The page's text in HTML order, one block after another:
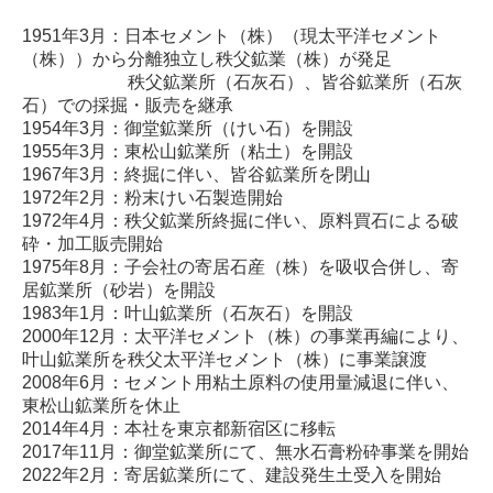
1951年3月：日本セメント（株）（現太平洋セメント
（株））から分離独立し秩父鉱業（株）が発足
秩父鉱業所（石灰石）、皆谷鉱業所（石灰
石）での採掘・販売を継承
1954年3月：御堂鉱業所（けい石）を開設
1955年3月：東松山鉱業所（粘土）を開設
1967年3月：終掘に伴い、皆谷鉱業所を閉山
1972年2月：粉末けい石製造開始
1972年4月：秩父鉱業所終掘に伴い、原料買石による破
砕・加工販売開始
1975年8月：子会社の寄居石産（株）を吸収合併し、寄
居鉱業所（砂岩）を開設
1983年1月：叶山鉱業所（石灰石）を開設
2000年12月：太平洋セメント（株）の事業再編により、
叶山鉱業所を秩父太平洋セメント（株）に事業譲渡
2008年6月：セメント用粘土原料の使用量減退に伴い、
東松山鉱業所を休止
2014年4月：本社を東京都新宿区に移転
2017年11月：御堂鉱業所にて、無水石膏粉砕事業を開始
2022年2月：寄居鉱業所にて、建設発生土受入を開始